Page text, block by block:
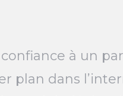
confiance à un
plan dans